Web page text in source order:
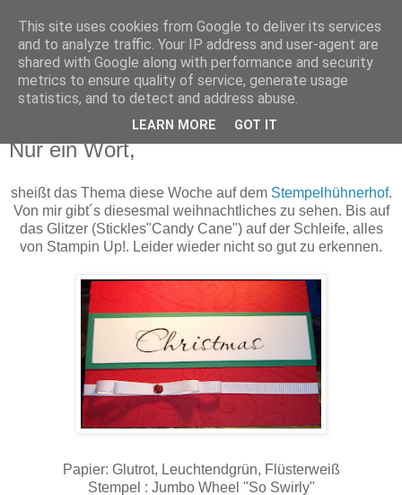
Funny-Pixel
Hier dreht sich alles um und mit Stampin´Up!
Montag, 3. November 2008
Nur ein Wort,
sheißt das Thema diese Woche auf dem Stempelhühnerhof.
Von mir gibt´s diesesmal weihnachtliches zu sehen. Bis auf
das Glitzer (Stickles"Candy Cane") auf der Schleife, alles
von Stampin Up!. Leider wieder nicht so gut zu erkennen.
Papier: Glutrot, Leuchtendgrün, Flüsterweiß
Stempel : Jumbo Wheel "So Swirly"
This site uses cookies from Google to deliver its services
and to analyze traffic. Your IP address and user-agent are
shared with Google along with performance and security
metrics to ensure quality of service, generate usage
statistics, and to detect and address abuse.
LEARN MORE GOT IT